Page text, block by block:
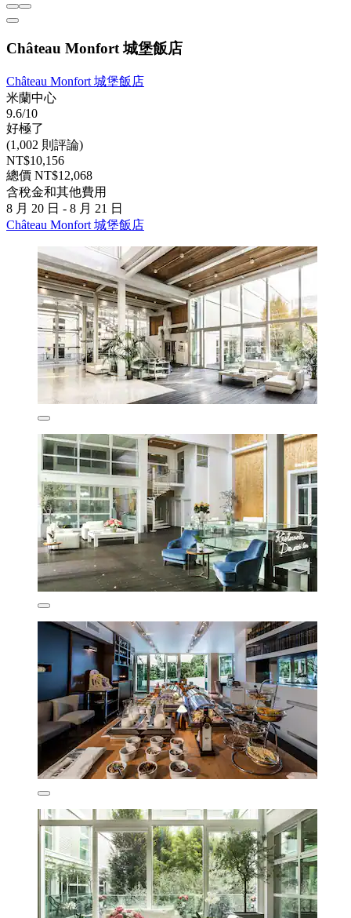
Château Monfort 城堡飯店
Château Monfort 城堡飯店
米蘭中心
9.6/10
好極了
(1,002 則評論)
NT$10,156
總價 NT$12,068
含稅金和其他費用
8 月 20 日 - 8 月 21 日
Château Monfort 城堡飯店